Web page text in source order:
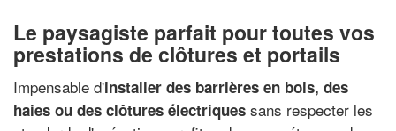
Le paysagiste parfait pour toutes vos
prestations de clôtures et portails
Impensable d'installer des barrières en bois, des
haies ou des clôtures électriques sans respecter les